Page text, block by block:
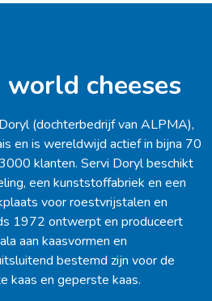
cheeses
(dochterbedrijf van ALPMA),
en is wereldwijd actief in bijna 70
klanten. Servi Doryl beschikt
een kunststoffabriek en een
voor roestvrijstalen en
1972 ontwerpt en produceert
aan kaasvormen en
bestemd zijn voor de
kaas en geperste kaas.